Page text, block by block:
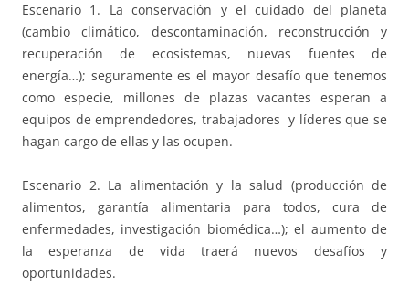
Escenario 1. La conservación y el cuidado del planeta
(cambio climático, descontaminación, reconstrucción y
recuperación de ecosistemas, nuevas fuentes de
energía…); seguramente es el mayor desafío que tenemos
como especie, millones de plazas vacantes esperan a
equipos de emprendedores, trabajadores y líderes que se
hagan cargo de ellas y las ocupen.
Escenario 2. La alimentación y la salud (producción de
alimentos, garantía alimentaria para todos, cura de
enfermedades, investigación biomédica…); el aumento de
la esperanza de vida traerá nuevos desafíos y
oportunidades.